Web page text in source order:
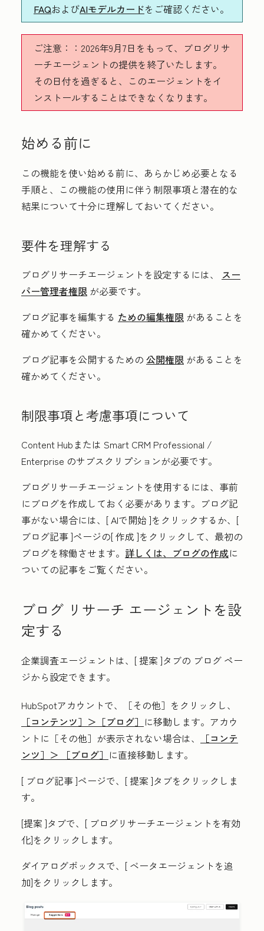
FAQおよびAIモデルカードをご確認ください。
ご注意： ：2026年9月7日をもって、ブログリサ
ーチエージェントの提供を終了いたします。
その日付を過ぎると、このエージェントをイ
ンストールすることはできなくなります。
始める前に
この機能を使い始める前に、あらかじめ必要となる
手順と、この機能の使用に伴う制限事項と潜在的な
結果について十分に理解しておいてください。
要件を理解する
ブログリサーチエージェントを設定するには、 スー
パー管理者権限 が必要です。
ブログ記事を編集する ための編集権限 があることを
確かめてください。
ブログ記事を公開するための 公開権限 があることを
確かめてください。
制限事項と考慮事項について
Content Hub または Smart CRM Professional /
Enterprise のサブスクリプションが必要です。
ブログリサーチエージェントを使用するには、事前
にブログを作成しておく必要があります。ブログ記
事がない場合には、[AIで開始 ]をクリックするか、[
ブログ記事]ページの[作成 ]をクリックして、最初の
ブログを稼働させます。 詳しくは、ブログの作成に
ついての記事をご覧ください。
ブログ リサーチ エージェントを設
定する
企業調査エージェントは、[提案 ]タブの ブログ ペー
ジから設定できます。
HubSpotアカウントで、
［その他］をクリックし、
［コンテンツ］＞ ［ブログ］ に移動します。アカウ
ントに ［その他］が表示されない場合は、
［コンテ
ンツ］＞
［ブログ］ に直接移動します。
[ ブログ記事]ページで、[提案 ]タブをクリックしま
す。
[提案 ]タブで、[ ブログリサーチエージェントを有効
化]をクリックします。
ダイアログボックスで、[ ベータエージェントを追
加]をクリックします。